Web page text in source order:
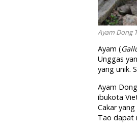
Ayam Dong
Ayam (
Unggas
yang unik.
Ayam
ibukota
Cakar
Tao dapat